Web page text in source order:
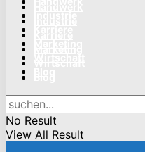
No Result
View All Result